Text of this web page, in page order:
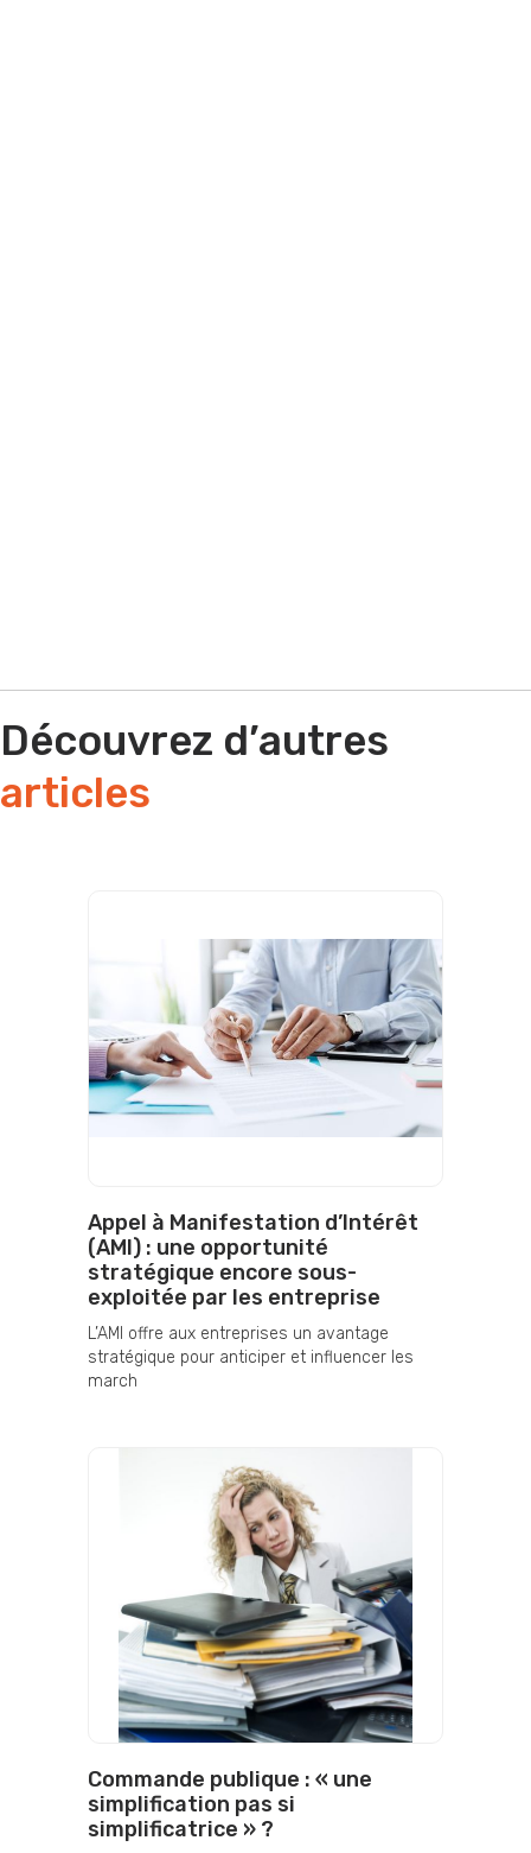
Découvrez d’autres
articles
Appel à Manifestation d’Intérêt
(AMI) : une opportunité
stratégique encore sous-
exploitée par les entreprise
L’AMI offre aux entreprises un avantage
stratégique pour anticiper et influencer les
march
Commande publique : « une
simplification pas si
simplificatrice » ?